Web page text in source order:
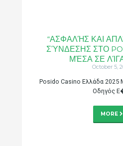
“ΑΣΦΑΛΉΣ ΚΑΙ
ΣΎΝΔΕΣΗΣ ΣΤΟ
ΜΈΣΑ ΣΕ
October 5,
Posido Casino Ελλάδα 2025
Οδηγός
MORE